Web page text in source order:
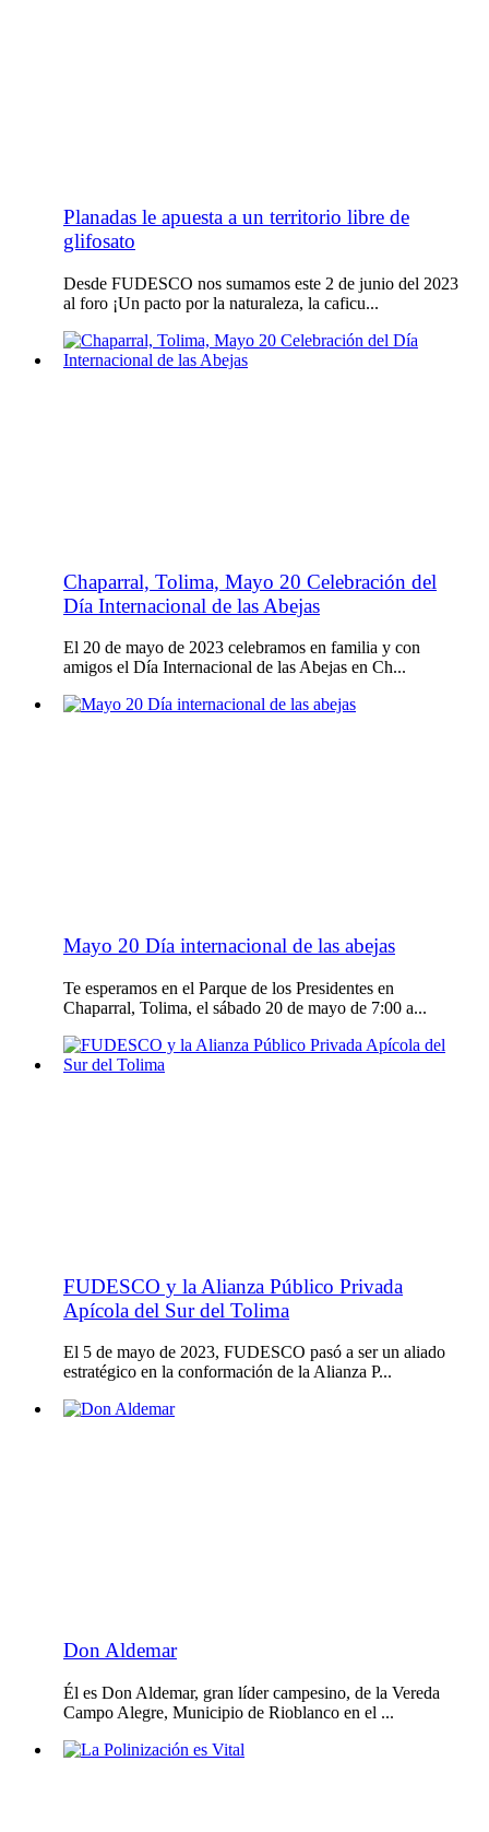
Planadas le apuesta a un territorio libre de
glifosato
Desde FUDESCO nos sumamos este 2 de junio del 2023
al foro ¡Un pacto por la naturaleza, la caficu...
Chaparral, Tolima, Mayo 20 Celebración del
Día Internacional de las Abejas
El 20 de mayo de 2023 celebramos en familia y con
amigos el Día Internacional de las Abejas en Ch...
Mayo 20 Día internacional de las abejas
Te esperamos en el Parque de los Presidentes en
Chaparral, Tolima, el sábado 20 de mayo de 7:00 a...
FUDESCO y la Alianza Público Privada
Apícola del Sur del Tolima
El 5 de mayo de 2023, FUDESCO pasó a ser un aliado
estratégico en la conformación de la Alianza P...
Don Aldemar
Él es Don Aldemar, gran líder campesino, de la Vereda
Campo Alegre, Municipio de Rioblanco en el ...